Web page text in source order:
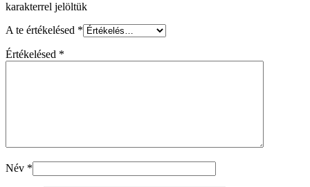
karakterrel jelöltük
A te értékelésed *
Értékelésed *
Név *